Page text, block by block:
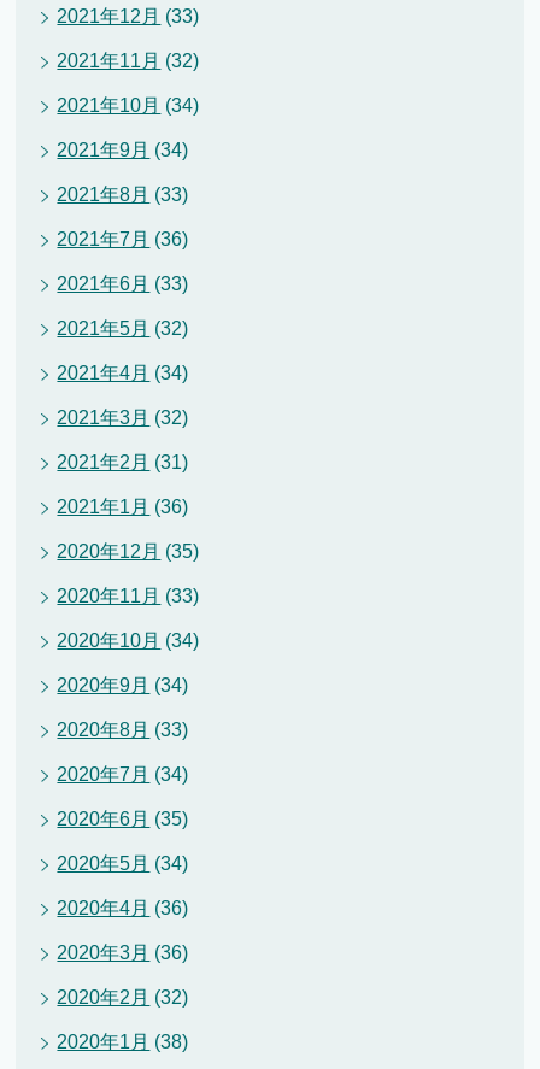
2021年12月 (33)
2021年11月 (32)
2021年10月 (34)
2021年9月 (34)
2021年8月 (33)
2021年7月 (36)
2021年6月 (33)
2021年5月 (32)
2021年4月 (34)
2021年3月 (32)
2021年2月 (31)
2021年1月 (36)
2020年12月 (35)
2020年11月 (33)
2020年10月 (34)
2020年9月 (34)
2020年8月 (33)
2020年7月 (34)
2020年6月 (35)
2020年5月 (34)
2020年4月 (36)
2020年3月 (36)
2020年2月 (32)
2020年1月 (38)